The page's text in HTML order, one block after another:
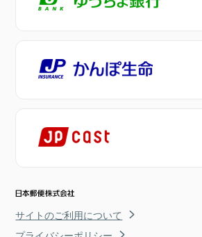
サイトのご利用について